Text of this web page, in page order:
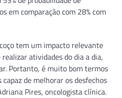
em comparação com 28% com
tem um impacto relevante
atividades do dia a dia,
Portanto, é muito bom termos
de melhorar os desfechos
Pires, oncologista clínica.